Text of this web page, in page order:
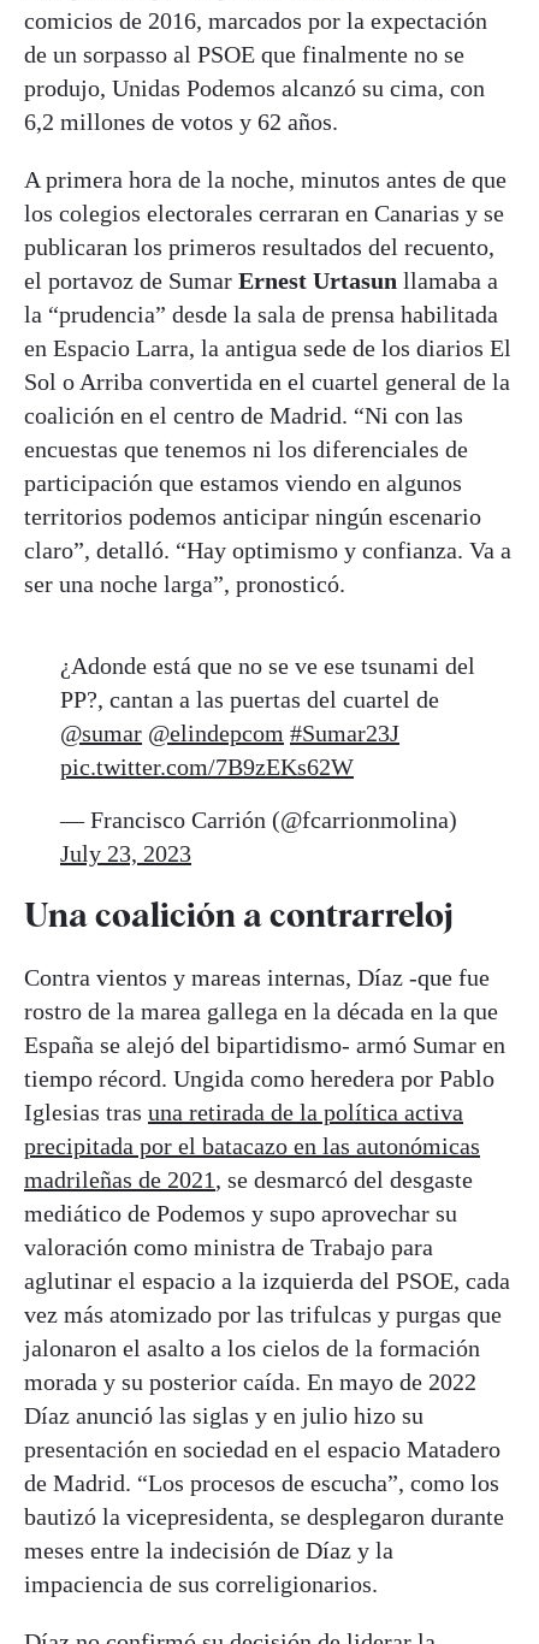
comicios de 2016, marcados por la expectación
de un sorpasso al PSOE que finalmente no se
produjo, Unidas Podemos alcanzó su cima, con
6,2 millones de votos y 62 años.
A primera hora de la noche, minutos antes de que
los colegios electorales cerraran en Canarias y se
publicaran los primeros resultados del recuento,
el portavoz de Sumar Ernest Urtasun llamaba a
la “prudencia” desde la sala de prensa habilitada
en Espacio Larra, la antigua sede de los diarios El
Sol o Arriba convertida en el cuartel general de la
coalición en el centro de Madrid. “Ni con las
encuestas que tenemos ni los diferenciales de
participación que estamos viendo en algunos
territorios podemos anticipar ningún escenario
claro”, detalló. “Hay optimismo y confianza. Va a
ser una noche larga”, pronosticó.
¿Adonde está que no se ve ese tsunami del
PP?, cantan a las puertas del cuartel de
@sumar @elindepcom #Sumar23J
pic.twitter.com/7B9zEKs62W
— Francisco Carrión (@fcarrionmolina)
July 23, 2023
Una coalición a contrarreloj
Contra vientos y mareas internas, Díaz -que fue
rostro de la marea gallega en la década en la que
España se alejó del bipartidismo- armó Sumar en
tiempo récord. Ungida como heredera por Pablo
Iglesias tras una retirada de la política activa
precipitada por el batacazo en las autonómicas
madrileñas de 2021, se desmarcó del desgaste
mediático de Podemos y supo aprovechar su
valoración como ministra de Trabajo para
aglutinar el espacio a la izquierda del PSOE, cada
vez más atomizado por las trifulcas y purgas que
jalonaron el asalto a los cielos de la formación
morada y su posterior caída. En mayo de 2022
Díaz anunció las siglas y en julio hizo su
presentación en sociedad en el espacio Matadero
de Madrid. “Los procesos de escucha”, como los
bautizó la vicepresidenta, se desplegaron durante
meses entre la indecisión de Díaz y la
impaciencia de sus correligionarios.